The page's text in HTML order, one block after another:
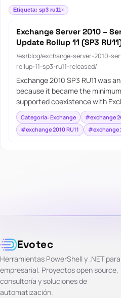
Etiqueta: sp3 ru11
Exchange Server 2010 –
Update Rollup 11 (SP3
/es/blog/exchange-server-2010-
rollup-11-sp3-ru11-released/
Exchange 2010 SP3 RU11 was
because it became the
supported coexistence with
Categoría: Exchange
#exchange
#exchange 2010 RU11
#exchange
Evotec
Herramientas PowerShell y .NET para
empresarial. Proyectos open source,
consultoría y soluciones de
automatización.